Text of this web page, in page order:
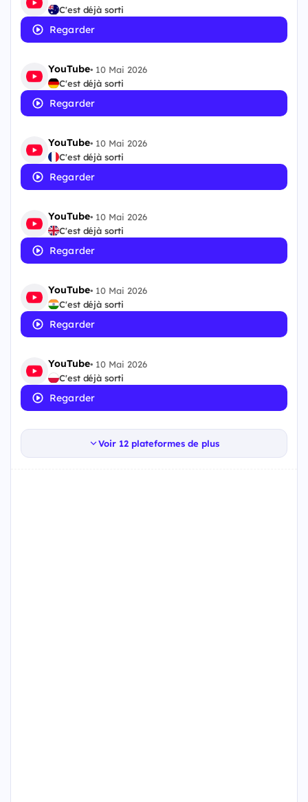
C'est déjà sorti
Regarder
YouTube• 10 Mai 2026
C'est déjà sorti
Regarder
YouTube• 10 Mai 2026
C'est déjà sorti
Regarder
YouTube• 10 Mai 2026
C'est déjà sorti
Regarder
YouTube• 10 Mai 2026
C'est déjà sorti
Regarder
YouTube• 10 Mai 2026
C'est déjà sorti
Regarder
Voir 12 plateformes de plus